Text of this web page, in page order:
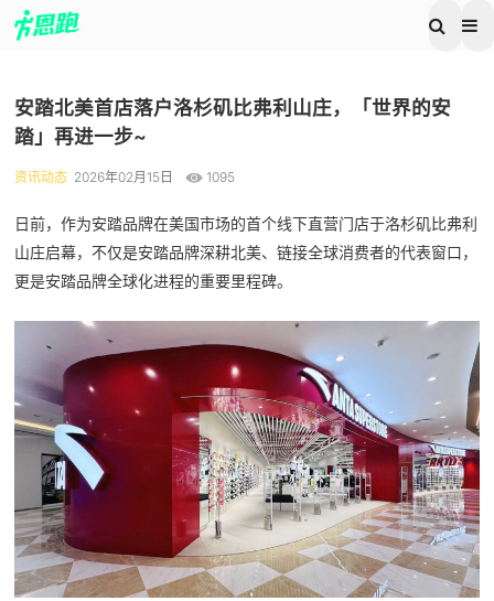
安踏北美首店落户洛杉矶比弗利山庄，「世界的安
踏」再进一步~
资讯动态 2026年02月15日 1095
日前，作为安踏品牌在美国市场的首个线下直营门店于洛杉矶比弗利
山庄启幕，不仅是安踏品牌深耕北美、链接全球消费者的代表窗口，
更是安踏品牌全球化进程的重要里程碑。